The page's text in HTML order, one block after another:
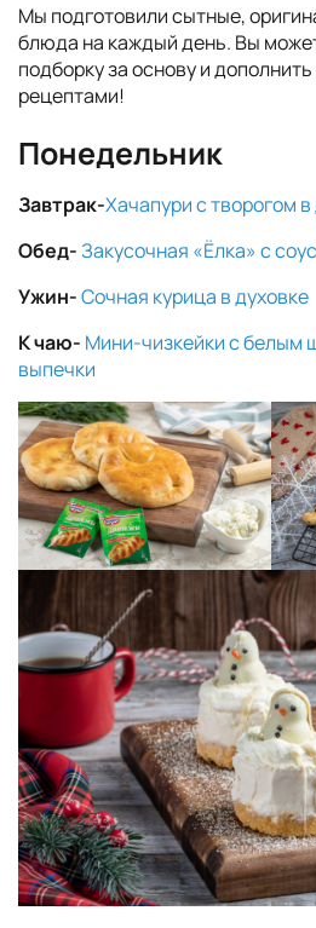
Мы подготовили сытные,
блюда на каждый день. Вы
подборку за основу и
рецептами!
Понедельник
Завтрак-Хачапури с творогом
Обед-Закусочная «Ёлка» с
Ужин-Сочная курица в духовке
К чаю- Мини-чизкейки с белым
выпечки